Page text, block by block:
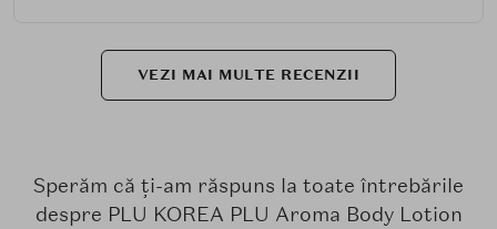
VEZI MAI MULTE RECENZII
Sperăm că ți-am răspuns la toate întrebările
despre PLU KOREA PLU Aroma Body Lotion